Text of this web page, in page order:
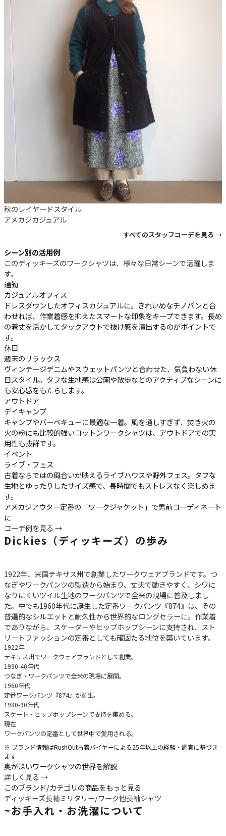
秋のレイヤードスタイル
アメカジカジュアル
すべてのスタッフコーデを見る →
シーン別の活用例
このディッキーズのワークシャツは、様々な日常シーンで活躍しま
す。
通勤
カジュアルオフィス
ドレスダウンしたオフィスカジュアルに。きれいめなチノパンと合
わせれば、作業着感を抑えたスマートな印象をキープできます。長め
の着丈を活かしてタックアウトで抜け感を演出するのがポイントで
す。
休日
週末のリラックス
ヴィンテージデニムやスウェットパンツと合わせた、気負わない休
日スタイル。タフな生地感は公園や散歩などのアクティブなシーンに
も安心感をもたらします。
アウトドア
デイキャンプ
キャンプやバーベキューに最適な一着。風を通しすぎず、焚き火の
火の粉にも比較的強いコットンワークシャツは、アウトドアでの実
用性も抜群です。
イベント
ライブ・フェス
古着ならではの風合いが映えるライブハウスや野外フェス。タフな
生地とゆったりしたサイズ感で、長時間でもストレスなく楽しめま
す。
アメカジアウター定番の「ワークジャケット」で男前コーディネート
に
コーデ例を見る →
Dickies（ディッキーズ）の歩み
1922年、米国テキサス州で創業したワークウェアブランドです。つ
なぎやワークパンツの製造から始まり、丈夫で動きやすく、シワに
なりにくいツイル生地のワークパンツで全米の現場に普及しまし
た。中でも1960年代に誕生した定番ワークパンツ『874』は、その
普遍的なシルエットと耐久性から世界的なロングセラーに。作業着
でありながら、スケーターやヒップホップシーンに支持され、スト
リートファッションの定番としても確固たる地位を築いています。
1922年
テキサス州でワークウェアブランドとして創業。
1930-40年代
つなぎ・ワークパンツで全米の現場に展開。
1960年代
定番ワークパンツ『874』が誕生。
1980-90年代
スケート・ヒップホップシーンで支持を集める。
現在
ワークパンツの定番として世界中で愛用される。
※ ブランド情報はRushOut古着バイヤーによる25年以上の経験・調査に基づき
ます
奥が深いワークシャツの世界を解説
詳しく見る →
このブランド/カテゴリの商品をもっと見る
ディッキーズ長袖ミリタリー/ワーク他長袖シャツ
~お手入れ・お洗濯について